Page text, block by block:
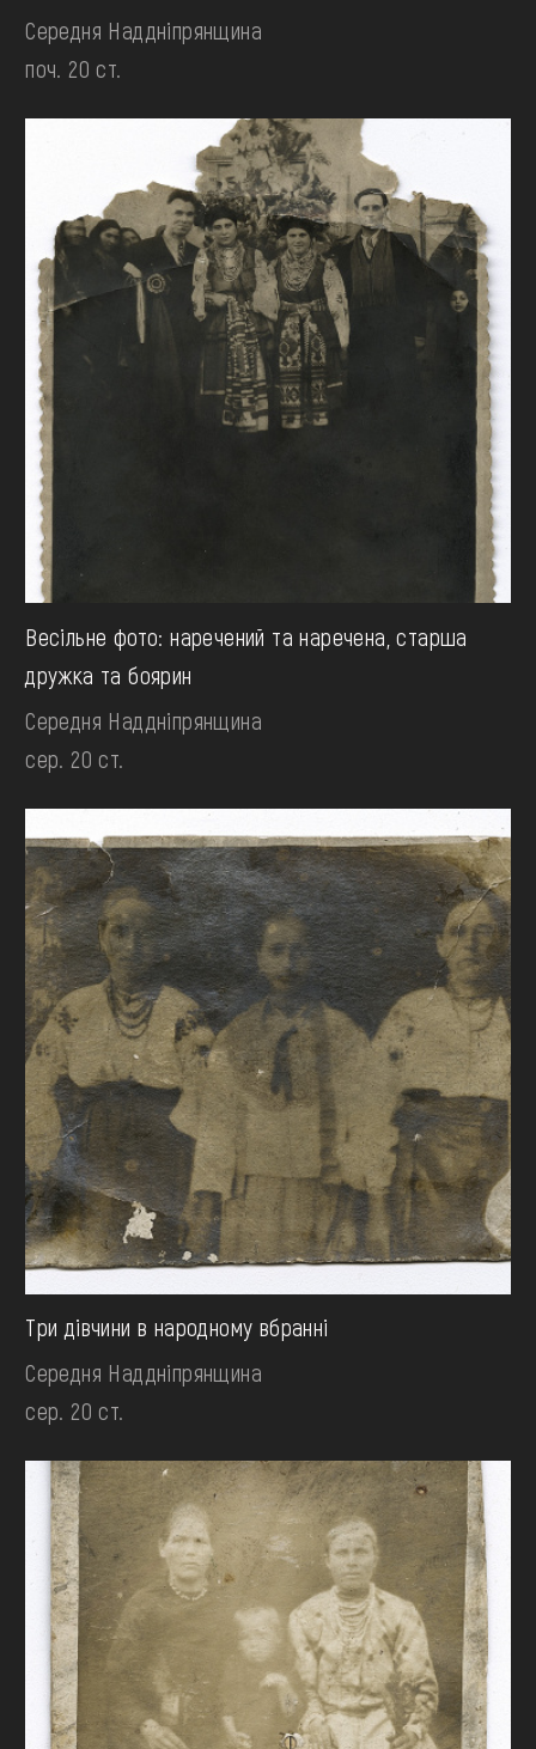
Середня Наддніпрянщина
поч. 20 ст.
Весільне фото: наречений та наречена, старша
дружка та боярин
Середня Наддніпрянщина
сер. 20 ст.
Три дівчини в народному вбранні
Середня Наддніпрянщина
сер. 20 ст.